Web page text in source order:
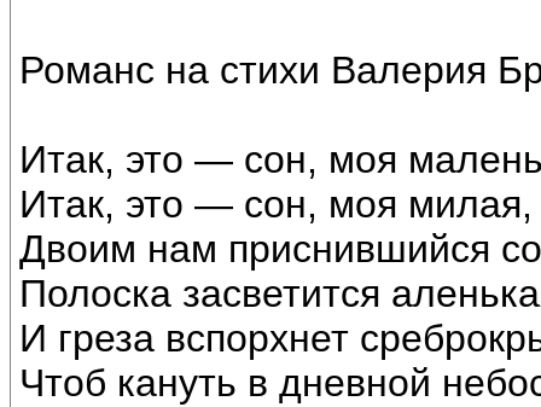
Романс на стихи Валерия
Итак, это — сон, моя
Итак, это — сон, моя милая,
Двоим нам приснившийся
Полоска засветится
И греза вспорхнет
Чтоб кануть в дневной